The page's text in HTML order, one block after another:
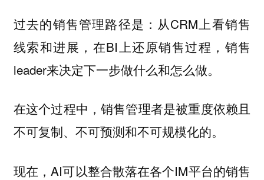
过去的销售管理路径是：从CRM上看销售
线索和进展，在BI上还原销售过程，销售
leader来决定下一步做什么和怎么做。
在这个过程中，销售管理者是被重度依赖且
不可复制、不可预测和不可规模化的。
现在，AI可以整合散落在各个IM平台的销售